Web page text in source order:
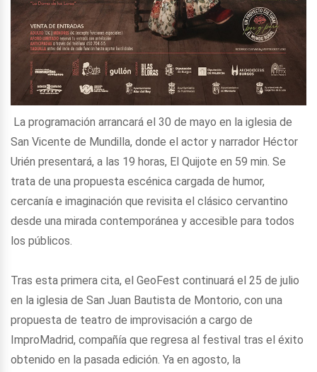
La programación arrancará el 30 de mayo en la iglesia de
San Vicente de Mundilla, donde el actor y narrador Héctor
Urién presentará, a las 19 horas, El Quijote en 59 min. Se
trata de una propuesta escénica cargada de humor,
cercanía e imaginación que revisita el clásico cervantino
desde una mirada contemporánea y accesible para todos
los públicos.
Tras esta primera cita, el GeoFest continuará el 25 de julio
en la iglesia de San Juan Bautista de Montorio, con una
propuesta de teatro de improvisación a cargo de
ImproMadrid, compañía que regresa al festival tras el éxito
obtenido en la pasada edición. Ya en agosto, la